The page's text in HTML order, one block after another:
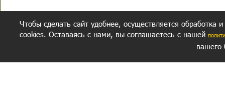
Чтобы сделать сайт удобнее, осуществляется обработка
cookies. Оставаясь с нами, вы соглашаетесь с нашей
вашего